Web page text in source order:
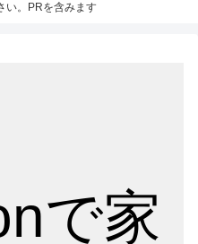
い。PRを含みます
で家